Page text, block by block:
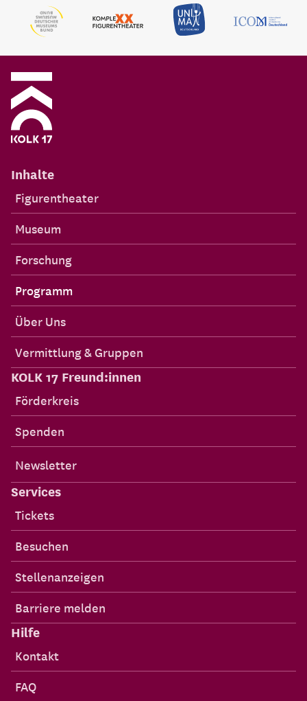
Inhalte
Figurentheater
Museum
Forschung
Programm
Über Uns
Vermittlung & Gruppen
KOLK 17 Freund:innen
Förderkreis
Spenden
Newsletter
Services
Tickets
Besuchen
Stellenanzeigen
Barriere melden
Hilfe
Kontakt
FAQ